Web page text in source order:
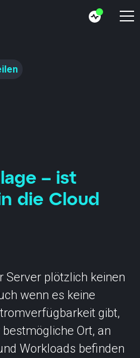
– ist
die Cloud
Server plötzlich keinen
wenn es keine
gibt,
Ort, an
Workloads befinden